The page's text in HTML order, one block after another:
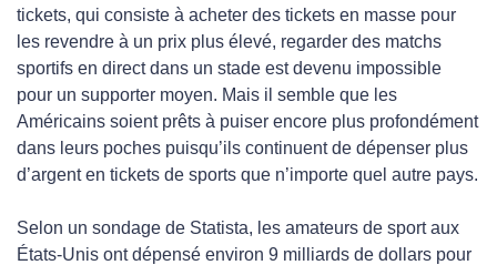
tickets, qui consiste à acheter des tickets en masse pour
les revendre à un prix plus élevé, regarder des matchs
sportifs en direct dans un stade est devenu impossible
pour un supporter moyen. Mais il semble que les
Américains soient prêts à puiser encore plus profondément
dans leurs poches puisqu’ils continuent de dépenser plus
d’argent en tickets de sports que n’importe quel autre pays.
Selon un sondage de Statista, les amateurs de sport aux
États-Unis ont dépensé environ 9 milliards de dollars pour